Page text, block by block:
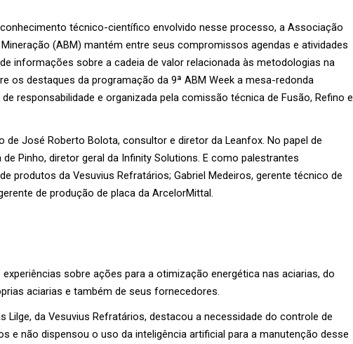
técnico-científico envolvido nesse processo, a Associação
(ABM) mantém entre seus compromissos agendas e atividades
informações sobre a cadeia de valor relacionada às metodologias na
os destaques da programação da 9ª ABM Week a mesa-redonda
de responsabilidade e organizada pela comissão técnica de Fusão, Refino e
José Roberto Bolota, consultor e diretor da Leanfox. No papel de
Pinho, diretor geral da Infinity Solutions. E como palestrantes
produtos da Vesuvius Refratários; Gabriel Medeiros, gerente técnico de
de produção de placa da ArcelorMittal.
sobre ações para a otimização energética nas aciarias, do
aciarias e também de seus fornecedores.
Lilge, da Vesuvius Refratários, destacou a necessidade do controle de
e não dispensou o uso da inteligência artificial para a manutenção desse